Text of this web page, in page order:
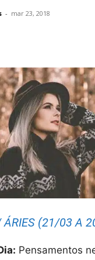
- mar 23, 2018
ÁRIES (21/03 A
Pensamentos